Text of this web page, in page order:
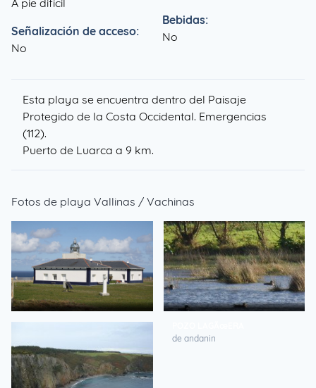
A pie difícil
Señalización de acceso:
No
Bebidas:
No
Esta playa se encuentra dentro del Paisaje
Protegido de la Costa Occidental. Emergencias
(112).
Puerto de Luarca a 9 km.
Fotos de playa Vallinas / Vachinas
de andanin